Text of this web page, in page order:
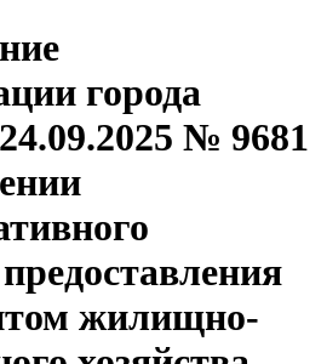
города
№ 9681
жилищно-